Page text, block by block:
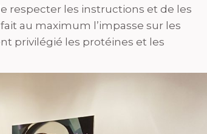
respecter les instructions et de les
au maximum l’impasse sur les
privilégié les protéines et les